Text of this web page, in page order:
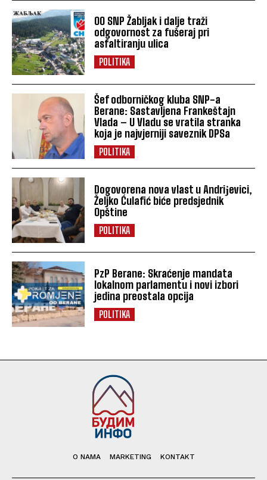
OO SNP Žabljak i dalje traži
odgovornost za fušeraj pri
asfaltiranju ulica
POLITIKA
Šef odborničkog kluba SNP-a
Berane: Sastavljena Frankeštajn
Vlada – U Vladu se vratila stranka
koja je najvjerniji saveznik DPSa
POLITIKA
Dogovorena nova vlast u Andriјevici,
Željko Ćulafić biće predsjednik
Opštine
POLITIKA
PzP Berane: Skraćenje mandata
lokalnom parlamentu i novi izbori
jedina preostala opcija
POLITIKA
O NAMA MARKETING KONTAKT